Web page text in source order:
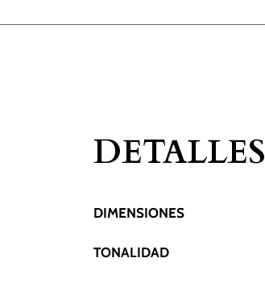
DETALLES
DIMENSIONES
TONALIDAD